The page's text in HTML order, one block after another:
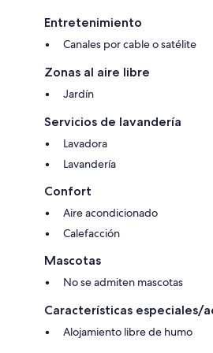
Entretenimiento
Canales por cable o satélite
Zonas al aire libre
Jardín
Servicios de lavandería
Lavadora
Lavandería
Confort
Aire acondicionado
Calefacción
Mascotas
No se admiten mascotas
Características especiales/
Alojamiento libre de humo